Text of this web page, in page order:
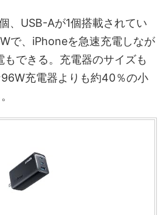
、USB-Aが1個搭載されてい
で、iPhoneを急速充電しなが
もできる。充電器のサイズも
充電器よりも約40％の小